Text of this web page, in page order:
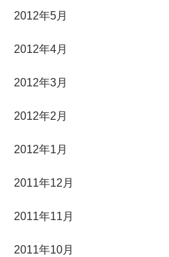
2012年5月
2012年4月
2012年3月
2012年2月
2012年1月
2011年12月
2011年11月
2011年10月